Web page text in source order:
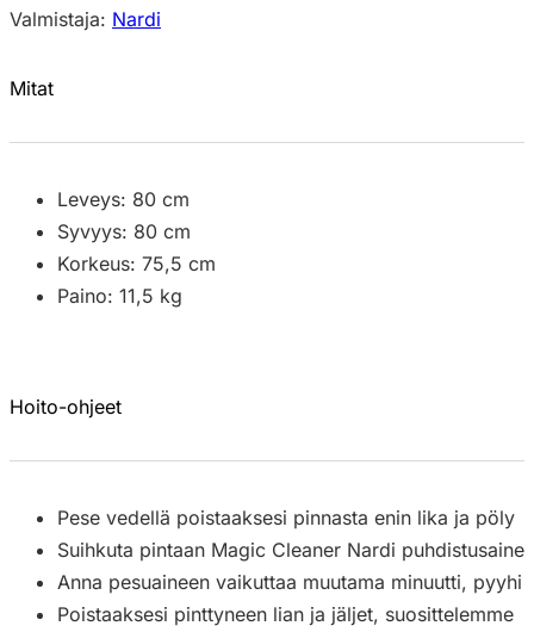
Valmistaja: Nardi
Mitat
Leveys: 80 cm
Syvyys: 80 cm
Korkeus: 75,5 cm
Paino: 11,5 kg
Hoito-ohjeet
Pese vedellä poistaaksesi pinnasta enin lika ja pöly
Suihkuta pintaan Magic Cleaner Nardi
Anna pesuaineen vaikuttaa muutama minuutti,
Poistaaksesi pinttyneen lian ja jäljet, suosittelemme